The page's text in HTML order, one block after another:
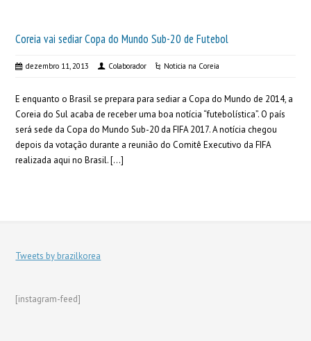
Coreia vai sediar Copa do Mundo Sub-20 de Futebol
dezembro 11, 2013 Colaborador Noticia na Coreia
E enquanto o Brasil se prepara para sediar a Copa do Mundo de 2014, a
Coreia do Sul acaba de receber uma boa notícia “futebolística”. O país
será sede da Copa do Mundo Sub-20 da FIFA 2017. A notícia chegou
depois da votação durante a reunião do Comitê Executivo da FIFA
realizada aqui no Brasil. […]
Tweets by brazilkorea
[instagram-feed]